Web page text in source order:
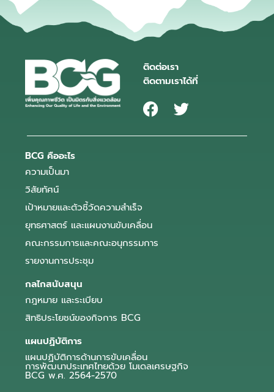
ติดต่อเรา
ติดตามเราได้ที่
BCG คืออะไร
ความเป็นมา
วิสัยทัศน์
เป้าหมายและตัวชี้วัดความสำเร็จ
ยุทธศาสตร์ และแผนงานขับเคลื่อน
คณะกรรมการและคณะอนุกรรมการ
รายงานการประชุม
กลไกสนับสนุน
กฎหมาย และระเบียบ
สิทธิประโยชน์ของกิจการ BCG
แผนปฏิบัติการ
แผนปฏิบัติการด้านการขับเคลื่อน
การพัฒนาประเทศไทยด้วย โมเดลเศรษฐกิจ
BCG พ.ศ. 2564-2570